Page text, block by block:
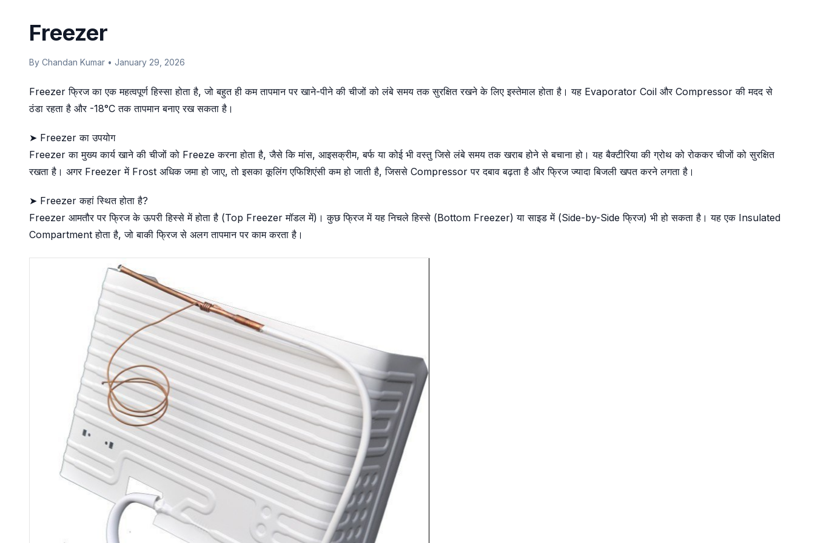
Freezer
By Chandan Kumar • January 29, 2026
Freezer फ्रिज का एक महत्वपूर्ण हिस्सा होता है, जो बहुत ही कम तापमान पर खाने-पीने की चीजों को लंबे समय तक सुरक्षित रखने के लिए इस्तेमाल होता है। यह Evaporator Coil और Compressor की मदद से
ठंडा रहता है और -18°C तक तापमान बनाए रख सकता है।
➤ Freezer का उपयोग
Freezer का मुख्य कार्य खाने की चीजों को Freeze करना होता है, जैसे कि मांस, आइसक्रीम, बर्फ या कोई भी वस्तु जिसे लंबे समय तक खराब होने से बचाना हो। यह बैक्टीरिया की ग्रोथ को रोककर चीजों को सुरक्षित
रखता है। अगर Freezer में Frost अधिक जमा हो जाए, तो इसका कूलिंग एफिशिएंसी कम हो जाती है, जिससे Compressor पर दबाव बढ़ता है और फ्रिज ज्यादा बिजली खपत करने लगता है।
➤ Freezer कहां स्थित होता है?
Freezer आमतौर पर फ्रिज के ऊपरी हिस्से में होता है (Top Freezer मॉडल में)। कुछ फ्रिज में यह निचले हिस्से (Bottom Freezer) या साइड में (Side-by-Side फ्रिज) भी हो सकता है। यह एक Insulated
Compartment होता है, जो बाकी फ्रिज से अलग तापमान पर काम करता है।